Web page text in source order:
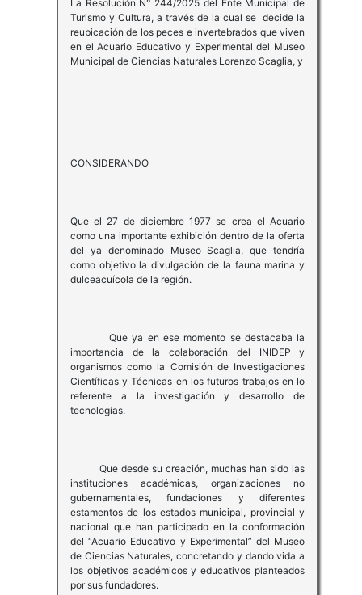
La Resolución N° 244/2025 del Ente Municipal de
Turismo y Cultura, a través de la cual se decide la
reubicación de los peces e invertebrados que viven
en el Acuario Educativo y Experimental del Museo
Municipal de Ciencias Naturales Lorenzo Scaglia, y
CONSIDERANDO
Que el 27 de diciembre 1977 se crea el Acuario
como una importante exhibición dentro de la oferta
del ya denominado Museo Scaglia, que tendría
como objetivo la divulgación de la fauna marina y
dulceacuícola de la región.
Que ya en ese momento se destacaba la
importancia de la colaboración del INIDEP y
organismos como la Comisión de Investigaciones
Científicas y Técnicas en los futuros trabajos en lo
referente a la investigación y desarrollo de
tecnologías.
Que desde su creación, muchas han sido las
instituciones académicas, organizaciones no
gubernamentales, fundaciones y diferentes
estamentos de los estados municipal, provincial y
nacional que han participado en la conformación
del “Acuario Educativo y Experimental” del Museo
de Ciencias Naturales, concretando y dando vida a
los objetivos académicos y educativos planteados
por sus fundadores.